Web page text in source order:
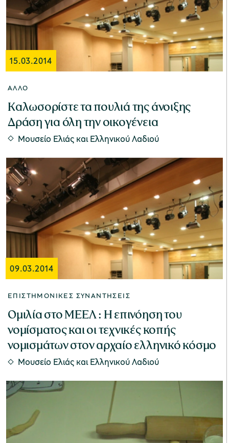
15.03.2014
ΆΛΛΟ
Καλωσορίστε τα πουλιά της άνοιξης
Δράση για όλη την οικογένεια
Μουσείο Ελιάς και Ελληνικού Λαδιού
09.03.2014
ΕΠΙΣΤΗΜΟΝΙΚΈΣ ΣΥΝΑΝΤΉΣΕΙΣ
Ομιλία στο ΜΕΕΛ : Η επινόηση του
νομίσματος και οι τεχνικές κοπής
νομισμάτων στον αρχαίο ελληνικό κόσμο
Μουσείο Ελιάς και Ελληνικού Λαδιού